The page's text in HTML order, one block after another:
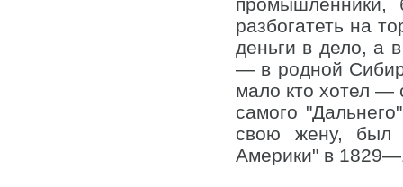
разбогатеть на
деньги в дело, а
— в родной
мало кто хотел —
самого
свою жену, был
Америки" в